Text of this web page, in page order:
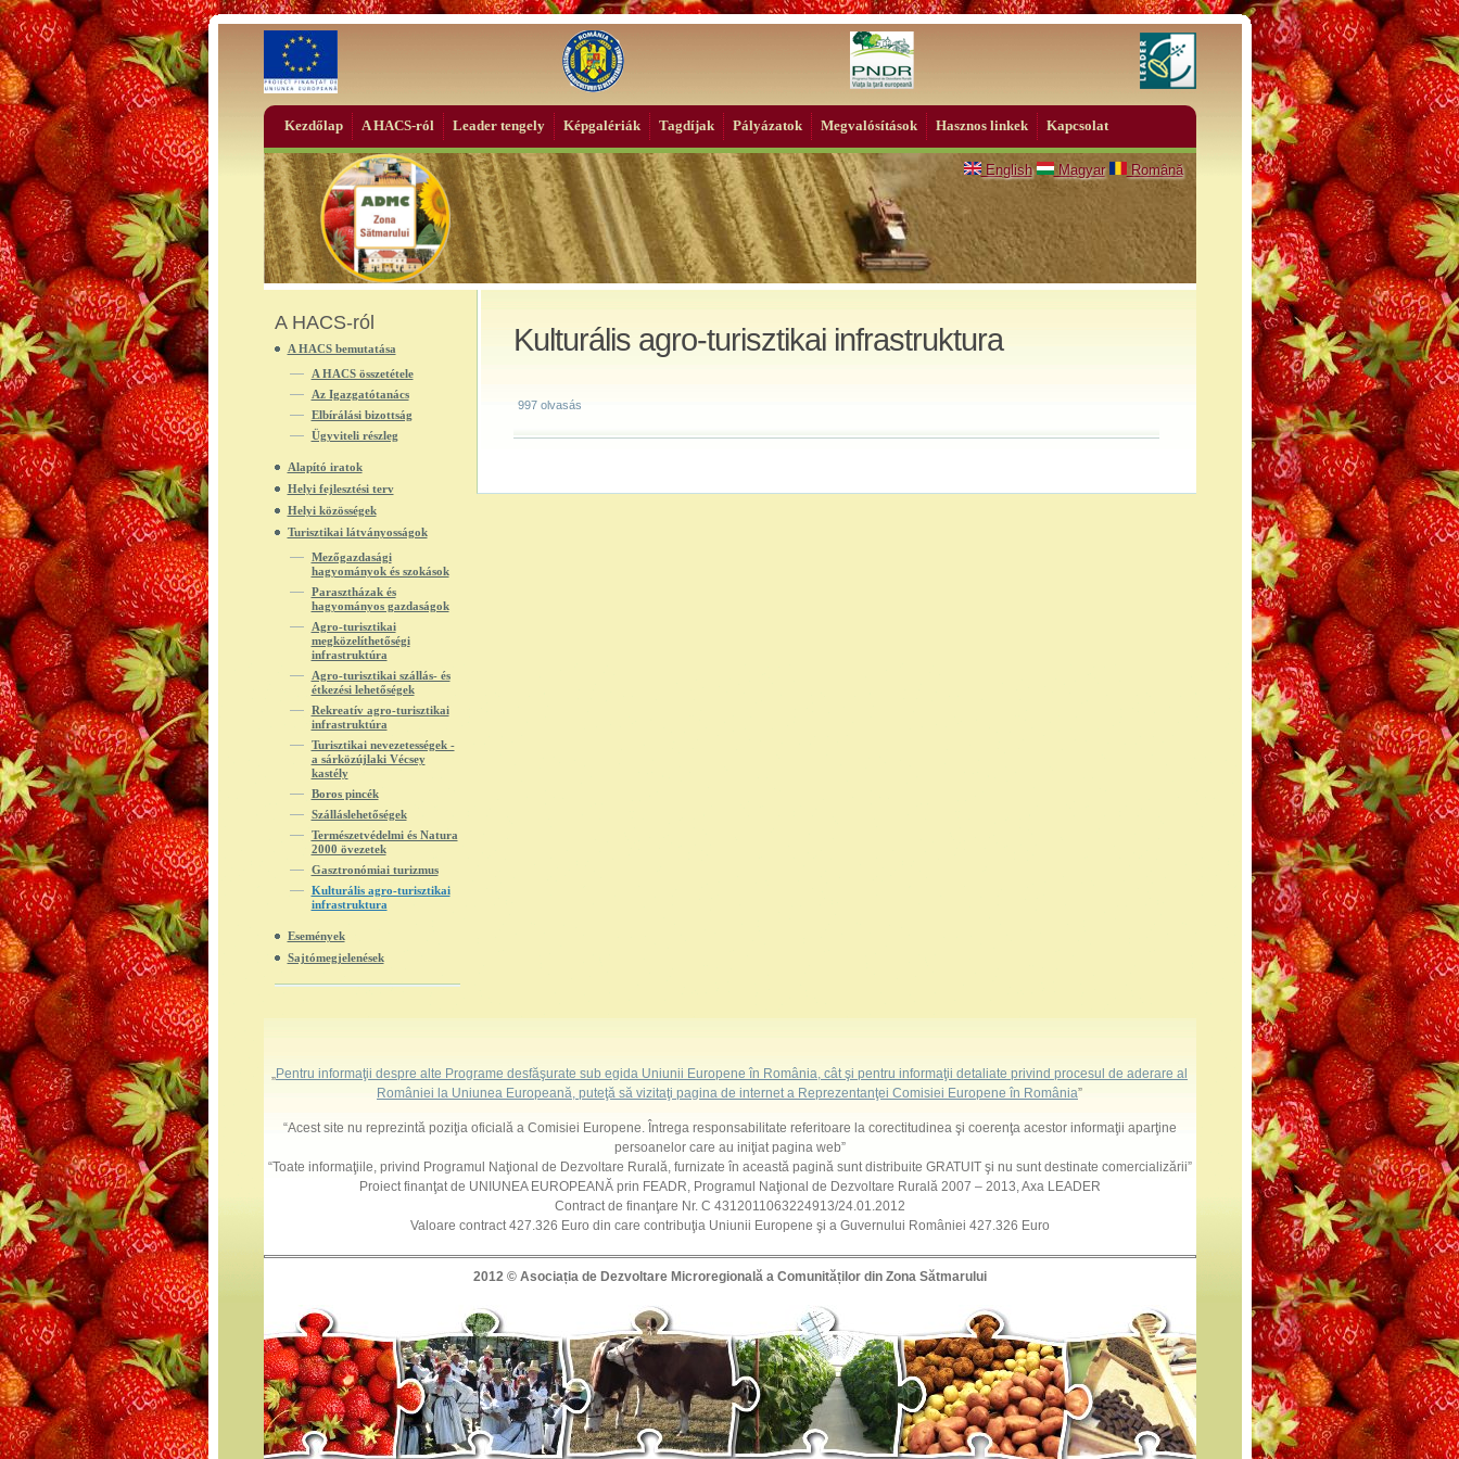
English Magyar Română
Kezdőlap A HACS-ról Leader tengely Képgalériák Tagdíjak Pályázatok Megvalósítások Hasznos linkek Kapcsolat
A HACS-ról
A HACS bemutatása
A HACS összetétele
Az Igazgatótanács
Elbírálási bizottság
Ügyviteli részleg
Alapító iratok
Helyi fejlesztési terv
Helyi közösségek
Turisztikai látványosságok
Mezőgazdasági
hagyományok és szokások
Parasztházak és
hagyományos gazdaságok
Agro-turisztikai
megközelíthetőségi
infrastruktúra
Agro-turisztikai szállás- és
étkezési lehetőségek
Rekreatív agro-turisztikai
infrastruktúra
Turisztikai nevezetességek -
a sárközújlaki Vécsey
kastély
Boros pincék
Szálláslehetőségek
Természetvédelmi és Natura
2000 övezetek
Gasztronómiai turizmus
Kulturális agro-turisztikai
infrastruktura
Események
Sajtómegjelenések
Kulturális agro-turisztikai infrastruktura
997 olvasás
„Pentru informaţii despre alte Programe desfăşurate sub egida Uniunii Europene în România, cât şi pentru informaţii detaliate privind procesul de aderare al
României la Uniunea Europeană, puteţă să vizitaţi pagina de internet a Reprezentanţei Comisiei Europene în România”
“Acest site nu reprezintă poziţia oficială a Comisiei Europene. Întrega responsabilitate referitoare la corectitudinea şi coerenţa acestor informaţii aparţine
persoanelor care au iniţiat pagina web”
“Toate informaţiile, privind Programul Naţional de Dezvoltare Rurală, furnizate în această pagină sunt distribuite GRATUIT şi nu sunt destinate comercializării”
Proiect finanţat de UNIUNEA EUROPEANĂ prin FEADR, Programul Naţional de Dezvoltare Rurală 2007 – 2013, Axa LEADER
Contract de finanţare Nr. C 4312011063224913/24.01.2012
Valoare contract 427.326 Euro din care contribuţia Uniunii Europene şi a Guvernului României 427.326 Euro
2012 © Asociația de Dezvoltare Microregională a Comunităților din Zona Sătmarului